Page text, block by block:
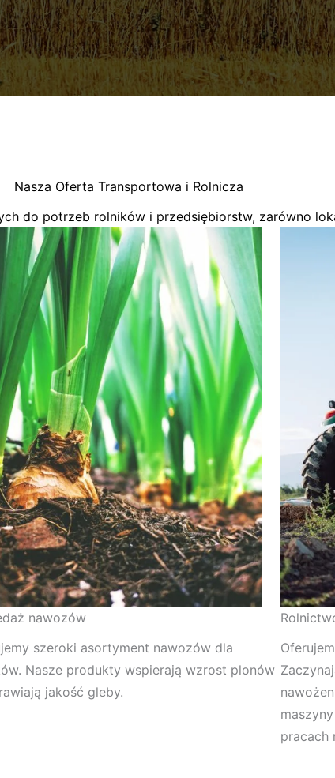
Nasza Oferta Transportowa i Rolnicza
do potrzeb rolników i przedsiębiorstw, zarówno
nawozów
szeroki asortyment nawozów dla
Nasze produkty wspierają wzrost plonów
jakość gleby.
pracach